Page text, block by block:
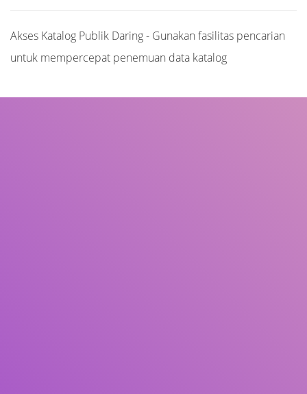
Akses Katalog Publik Daring - Gunakan fasilitas pencarian
untuk mempercepat penemuan data katalog